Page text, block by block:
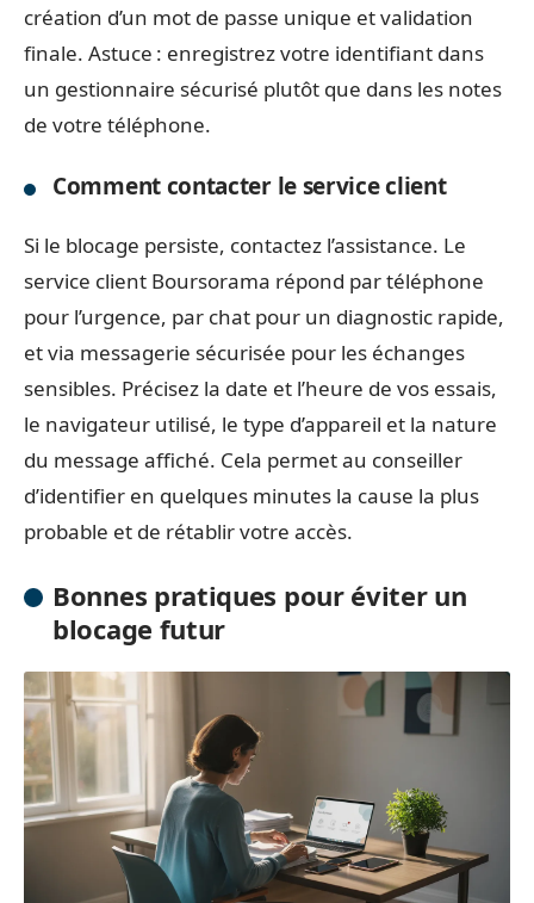
création d’un mot de passe unique et validation
finale. Astuce : enregistrez votre identifiant dans
un gestionnaire sécurisé plutôt que dans les notes
de votre téléphone.
Comment contacter le service client
Si le blocage persiste, contactez l’assistance. Le
service client Boursorama répond par téléphone
pour l’urgence, par chat pour un diagnostic rapide,
et via messagerie sécurisée pour les échanges
sensibles. Précisez la date et l’heure de vos essais,
le navigateur utilisé, le type d’appareil et la nature
du message affiché. Cela permet au conseiller
d’identifier en quelques minutes la cause la plus
probable et de rétablir votre accès.
Bonnes pratiques pour éviter un
blocage futur